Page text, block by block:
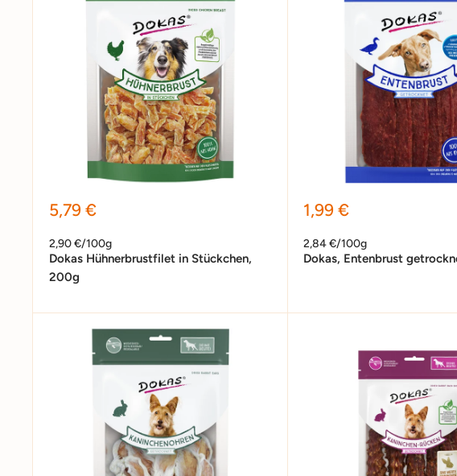
Sonderpreis
5,79 €
2,90 €/100g
Dokas Hühnerbrustfilet in Stückchen,
200g
Sonderpreis
1,99 €
2,84 €/100g
Dokas, Entenbrust